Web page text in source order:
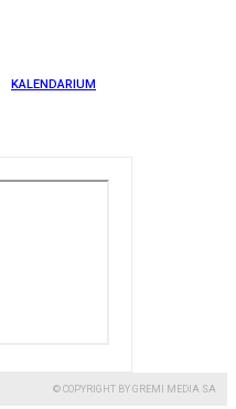
KALENDARIUM
© COPYRIGHT BY GREMI MEDIA SA